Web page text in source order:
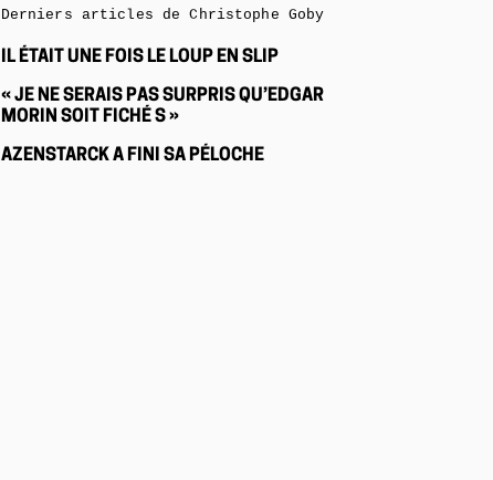
Derniers articles de Christophe Goby
IL ÉTAIT UNE FOIS LE LOUP EN SLIP
« JE NE SERAIS PAS SURPRIS QU’EDGAR
MORIN SOIT FICHÉ S »
AZENSTARCK A FINI SA PÉLOCHE